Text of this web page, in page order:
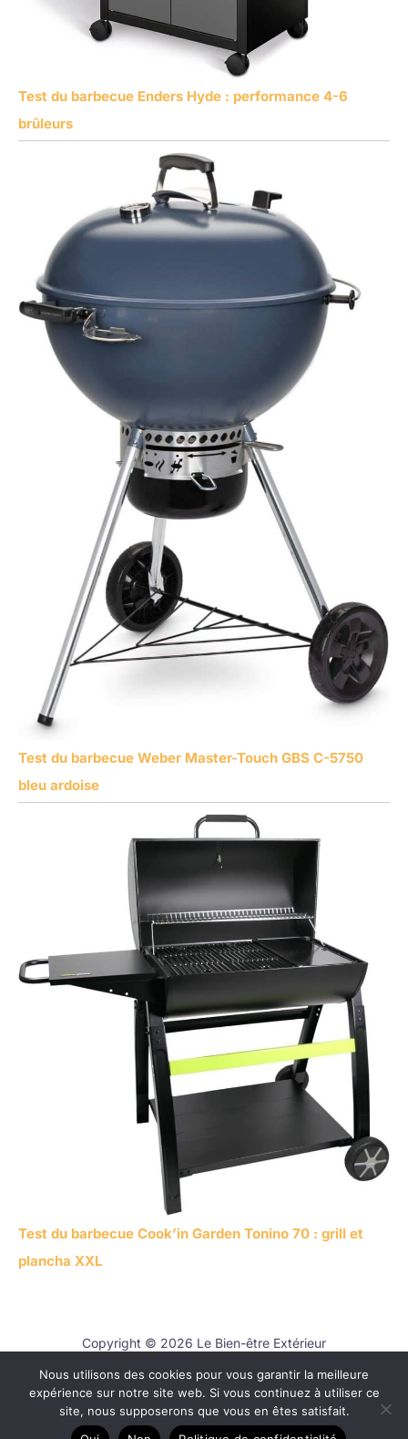
Test du barbecue Enders Hyde : performance 4-6
brûleurs
Test du barbecue Weber Master-Touch GBS C-5750
bleu ardoise
Test du barbecue Cook’in Garden Tonino 70 : grill et
plancha XXL
Copyright © 2026 Le Bien-être Extérieur
Contact
Mentions légales
Politique de confidentialité
Nous utilisons des cookies pour vous garantir la meilleure
expérience sur notre site web. Si vous continuez à utiliser ce
site, nous supposerons que vous en êtes satisfait.